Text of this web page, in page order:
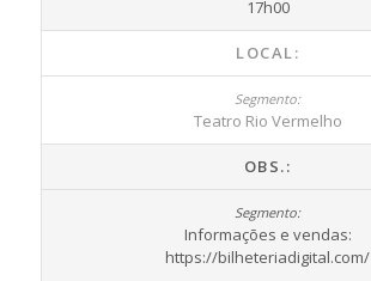
17h00
LOCAL:
Teatro Rio Vermelho
OBS.:
Informações e vendas:
https://bilheteriadigital.com/